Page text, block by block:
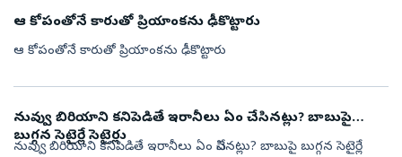
ఆ కోపంతోనే కారుతో ప్రియాంకను ఢీకొట్టారు
ఆ కోపంతోనే కారుతో ప్రియాంకను ఢీకొట్టారు
నువ్వు బిరియాని కనిపెడితే ఇరానీలు ఏం చేసినట్లు? బాబుపై
బుగ్గన సెటైర్లే సెటైర్లు
నువ్వు బిరియాని కనిపెడితే ఇరానీలు ఏం చేసినట్లు? బాబుపై బుగ్గన సెటైర్లే